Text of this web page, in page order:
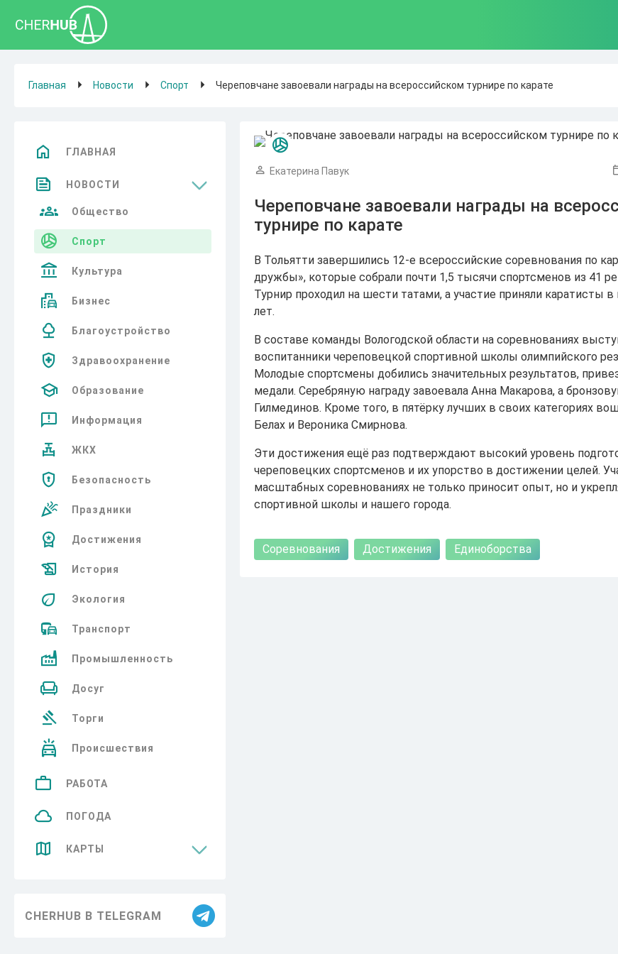
Главная Новости Спорт Череповчане завоевали награды на всероссийском турнире по карате
ГЛАВНАЯ
НОВОСТИ
Общество
Спорт
Культура
Бизнес
Благоустройство
Здравоохранение
Образование
Информация
ЖКХ
Безопасность
Праздники
Достижения
История
Экология
Транспорт
Промышленность
Досуг
Торги
Происшествия
РАБОТА
ПОГОДА
КАРТЫ
CHERHUB В TELEGRAM
Екатерина Павук
Череповчане завоевали награды на
турнире по карате
В Тольятти завершились 12-е всероссийские соревнования по
дружбы», которые собрали почти 1,5 тысячи спортсменов из 41
Турнир проходил на шести татами, а участие приняли каратисты в
лет.
В составе команды Вологодской области на соревнованиях
воспитанники череповецкой спортивной школы олимпийского
Молодые спортсмены добились значительных результатов,
медали. Серебряную награду завоевала Анна Макарова, а
Гилмединов. Кроме того, в пятёрку лучших в своих категориях
Белах и Вероника Смирнова.
Эти достижения ещё раз подтверждают высокий уровень
череповецких спортсменов и их упорство в достижении целей.
масштабных соревнованиях не только приносит опыт, но и
спортивной школы и нашего города.
Соревнования Достижения Единоборства